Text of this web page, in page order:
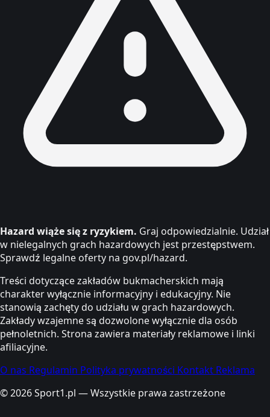
Hazard wiąże się z ryzykiem. Graj odpowiedzialnie. Udział
w nielegalnych grach hazardowych jest przestępstwem.
Sprawdź legalne oferty na gov.pl/hazard.
Treści dotyczące zakładów bukmacherskich mają
charakter wyłącznie informacyjny i edukacyjny. Nie
stanowią zachęty do udziału w grach hazardowych.
Zakłady wzajemne są dozwolone wyłącznie dla osób
pełnoletnich. Strona zawiera materiały reklamowe i linki
afiliacyjne.
O nas Regulamin Polityka prywatności Kontakt Reklama
© 2026 Sport1.pl — Wszystkie prawa zastrzeżone